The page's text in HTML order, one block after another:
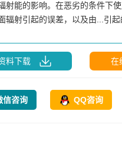
射能的影响。在恶劣的条件下
料下载 在
信咨询 QQ咨询